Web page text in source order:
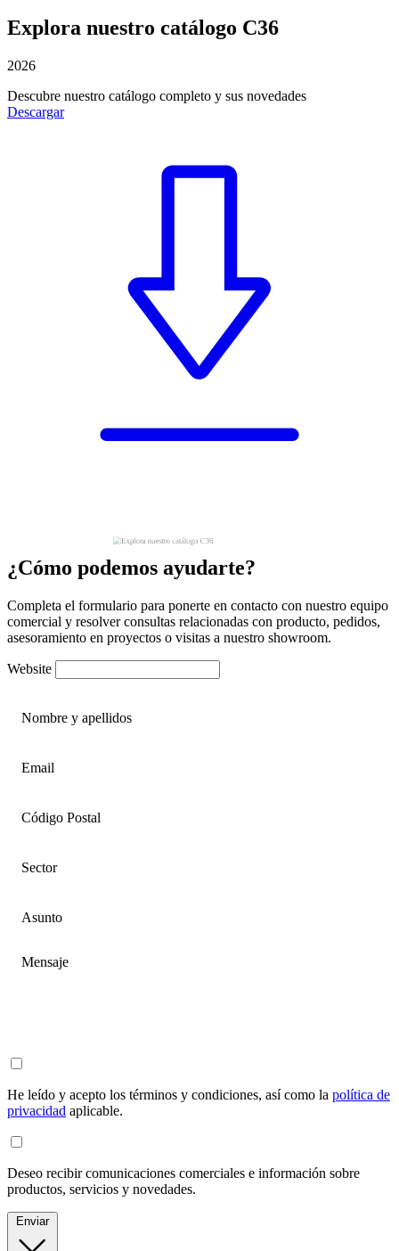
Explora nuestro catálogo C36
2026
Descubre nuestro catálogo completo y sus novedades
Descargar
¿Cómo podemos ayudarte?
Completa el formulario para ponerte en contacto con nuestro equipo
comercial y resolver consultas relacionadas con producto, pedidos,
asesoramiento en proyectos o visitas a nuestro showroom.
Website
Nombre y apellidos
Email
Código Postal
Sector
Asunto
Mensaje
He leído y acepto los términos y condiciones, así como la política de
privacidad aplicable.
Deseo recibir comunicaciones comerciales e información sobre
productos, servicios y novedades.
Enviar